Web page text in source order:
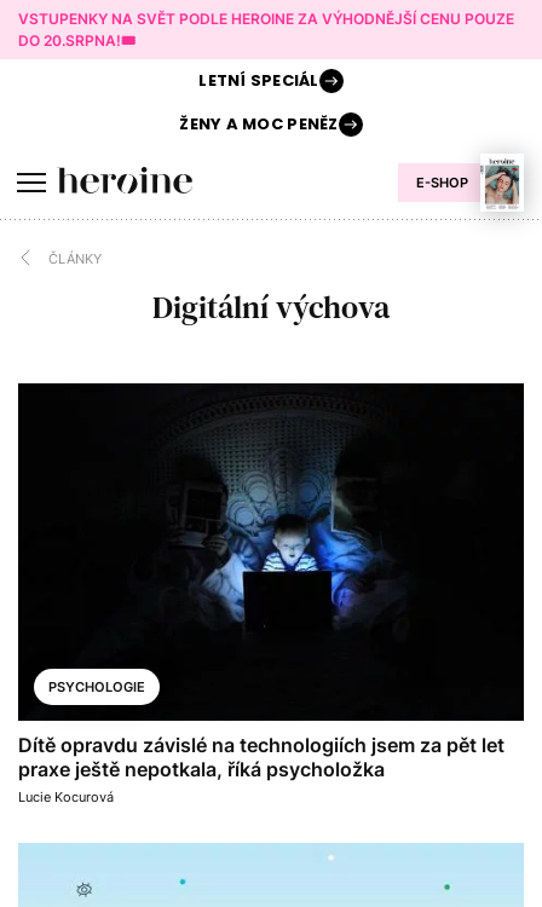
VSTUPENKY NA SVĚT PODLE HEROINE ZA VÝHODNĚJŠÍ CENU POUZE
DO 20.SRPNA!🎟️
E-SHOP
LETNÍ SPECIÁL
ŽENY AMOC PENĚZ
ČLÁNKY
Digitální výchova
PSYCHOLOGIE
Dítě opravdu závislé na technologiích jsem za pět let
praxe ještě nepotkala, říká psycholožka
Lucie Kocurová